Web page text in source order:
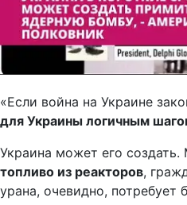
«Если война на Украине
для Украины логичным
Украина может его создать.
топливо из реакторов,
урана, очевидно, потребует